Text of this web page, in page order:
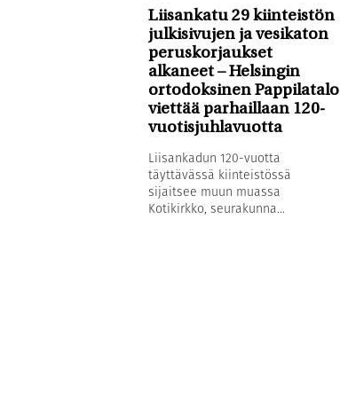
Liisankatu 29 kiinteistön
julkisivujen ja vesikaton
peruskorjaukset
alkaneet – Helsingin
ortodoksinen Pappilatalo
viettää parhaillaan 120-
vuotisjuhlavuotta
Liisankadun 120-vuotta
täyttävässä kiinteistössä
sijaitsee muun muassa
Kotikirkko, seurakunna...